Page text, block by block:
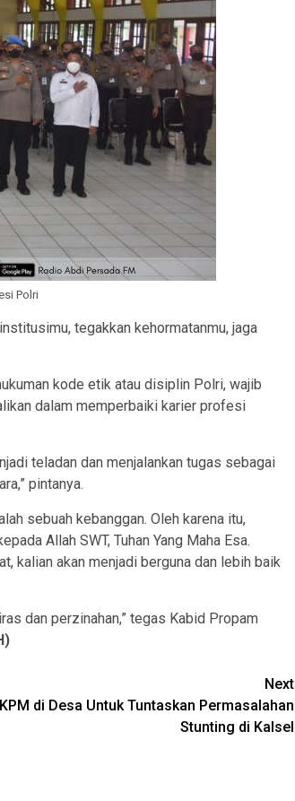
Polri
tegakkan kehormatanmu, jaga
kode etik atau disiplin Polri, wajib
dalam memperbaiki karier profesi
teladan dan menjalankan tugas sebagai
pintanya.
sebuah kebanggan. Oleh karena itu,
Allah SWT, Tuhan Yang Maha Esa.
kalian akan menjadi berguna dan lebih baik
dan perzinahan,” tegas Kabid Propam
Next
di Desa Untuk Tuntaskan Permasalahan
Stunting di Kalsel